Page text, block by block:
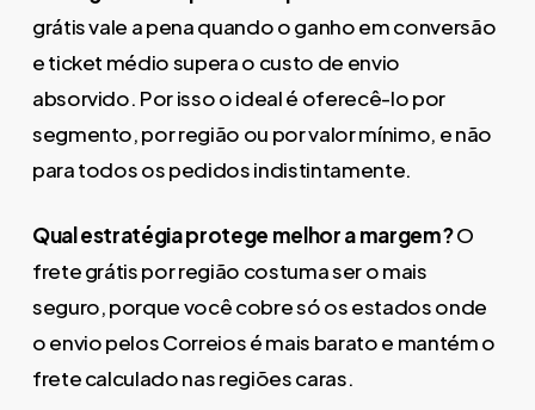
grátis vale a pena quando o ganho em conversão
e ticket médio supera o custo de envio
absorvido. Por isso o ideal é oferecê-lo por
segmento, por região ou por valor mínimo, e não
para todos os pedidos indistintamente.
Qual estratégia protege melhor a margem?O
frete grátis por região costuma ser o mais
seguro, porque você cobre só os estados onde
o envio pelos Correios é mais barato e mantém o
frete calculado nas regiões caras.